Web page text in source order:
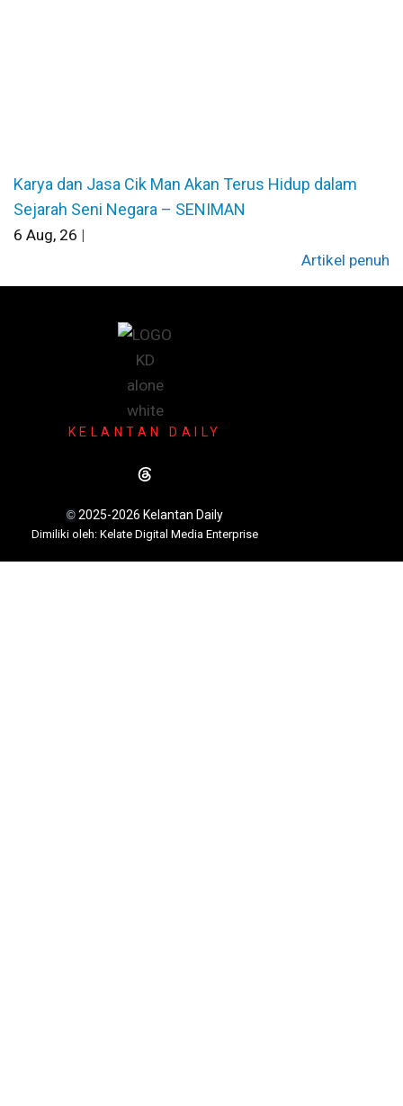
Karya dan Jasa Cik Man Akan Terus Hidup dalam
Sejarah Seni Negara – SENIMAN
6 Aug, 26 |
Artikel penuh
KELANTAN DAILY
© 2025-2026 Kelantan Daily
Dimiliki oleh: Kelate Digital Media Enterprise